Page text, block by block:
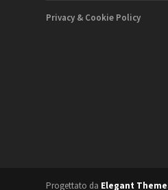
Privacy & Cookie Policy
Progettato da Elegant